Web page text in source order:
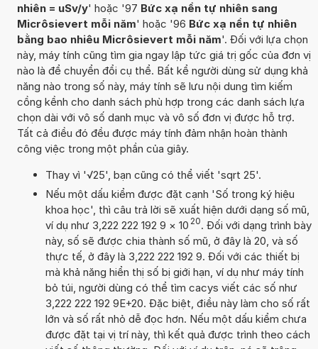
nhiên = uSv/y' hoặc '97 Bức xạ nền tự nhiên sang
Micrôsievert mỗi năm' hoặc '96 Bức xạ nền tự nhiên
bằng bao nhiêu Micrôsievert mỗi năm'. Đối với lựa chọn
này, máy tính cũng tìm gia ngay lập tức giá trị gốc của đơn vị
nào là để chuyển đổi cụ thể. Bất kể người dùng sử dụng khả
năng nào trong số này, máy tính sẽ lưu nội dung tìm kiếm
cồng kềnh cho danh sách phù hợp trong các danh sách lựa
chọn dài với vô số danh mục và vô số đơn vị được hỗ trợ.
Tất cả điều đó đều được máy tính đảm nhận hoàn thành
công việc trong một phần của giây.
Thay vì '√25', bạn cũng có thể viết 'sqrt 25'.
Nếu một dấu kiểm được đặt cạnh 'Số trong ký hiệu
khoa học', thì câu trả lời sẽ xuất hiện dưới dạng số mũ,
ví dụ như 3,222 222 192 9 × 10 20. Đối với dạng trình bày
này, số sẽ được chia thành số mũ, ở đây là 20, và số
thực tế, ở đây là 3,222 222 192 9. Đối với các thiết bị
mà khả năng hiển thị số bị giới hạn, ví dụ như máy tính
bỏ túi, người dùng có thể tìm cacys viết các số như
3,222 222 192 9E+20. Đặc biệt, điều này làm cho số rất
lớn và số rất nhỏ dễ đọc hơn. Nếu một dấu kiểm chưa
được đặt tại vị trí này, thì kết quả được trình theo cách